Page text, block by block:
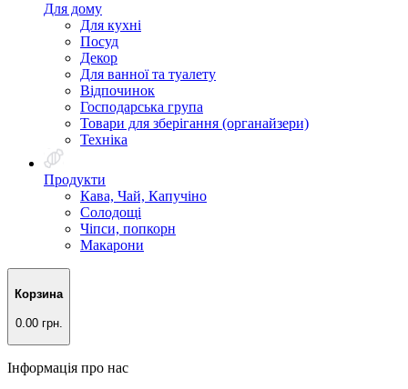
Для дому
Для кухні
Посуд
Декор
Для ванної та туалету
Відпочинок
Господарська група
Товари для зберігання (органайзери)
Техніка
Продукти
Кава, Чай, Капучіно
Солодощі
Чіпси, попкорн
Макарони
Корзина
0.00 грн.
Інформація про нас